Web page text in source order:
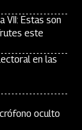
VII: Estas son
este
en las
oculto